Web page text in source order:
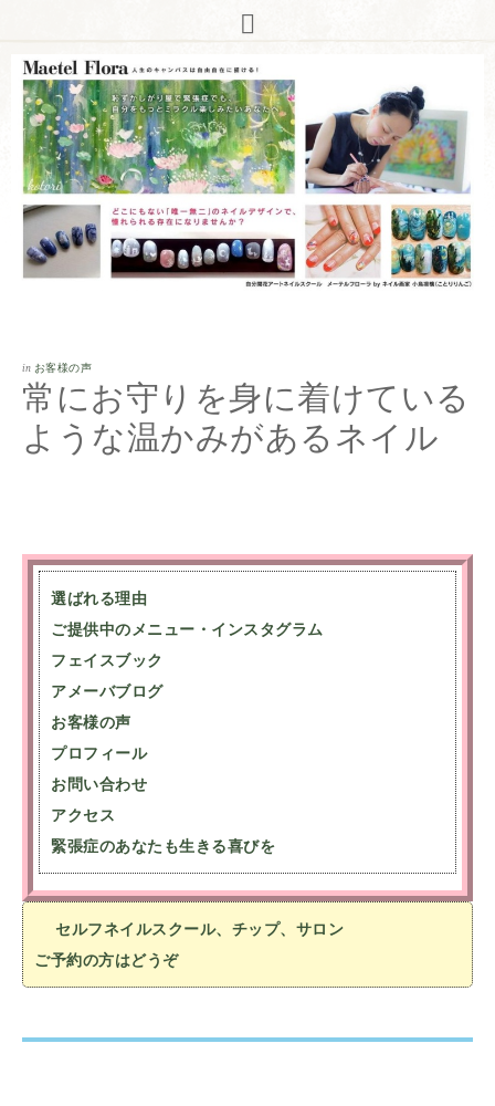
in お客様の声
常にお守りを身に着けている
ような温かみがあるネイル
選ばれる理由
ご提供中のメニュー・インスタグラム
フェイスブック
アメーバブログ
お客様の声
プロフィール
お問い合わせ
アクセス
緊張症のあなたも生きる喜びを
セルフネイルスクール、チップ、サロン
ご予約の方はどうぞ